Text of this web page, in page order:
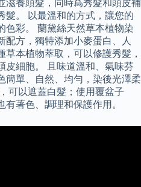
滋養頭髮，同時爲秀髮和頭皮補
髮。 以最溫和的方式，讓您的
色彩。 蘭黛絲天然草本植物染
配方，獨特添加小麥蛋白、人
本植物萃取，可以修護秀髮，
皮細胞。 且味道溫和、氣味芬
簡單、自然、均勻，染後光澤柔
可以遮蓋白髮；使用覆盆子
著色、調理和保護作用。